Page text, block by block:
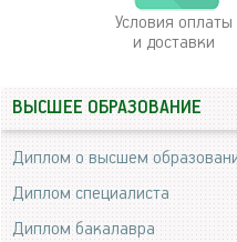
Условия оплаты
и доставки
ВЫСШЕЕ ОБРАЗОВАНИЕ
Диплом о высшем
Диплом специалиста
Диплом бакалавра